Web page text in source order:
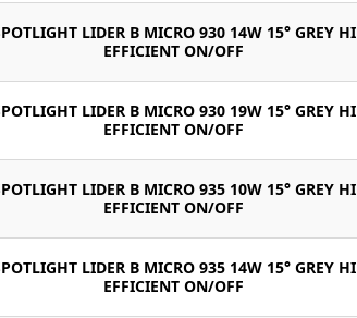
LIDER B MICRO 930 14W 15° GREY HI
EFFICIENT ON/OFF
LIDER B MICRO 930 19W 15° GREY HI
EFFICIENT ON/OFF
LIDER B MICRO 935 10W 15° GREY HI
EFFICIENT ON/OFF
LIDER B MICRO 935 14W 15° GREY HI
EFFICIENT ON/OFF